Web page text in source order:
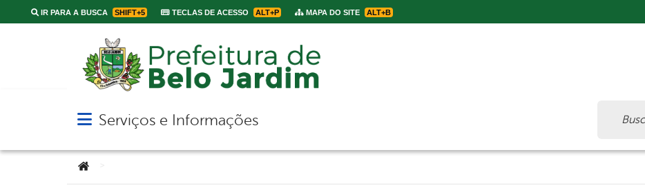
IR PARA A BUSCA SHIFT+5 TECLAS DE ACESSO ALT+P MAPA DO SITE ALT+B
Abrir menu principal de navegação
Serviços e Informações
Você está aqui: